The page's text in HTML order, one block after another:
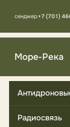
Мессенджер:+7 (701)
Море-Река
Радиосвязь